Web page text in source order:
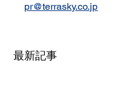
pr@terrasky.co.jp
最新記事